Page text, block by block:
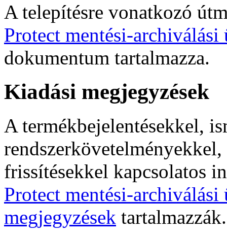
A telepítésre vonatkozó
Protect mentési-
dokumentum tartalmazza.
Kiadási megjegyzések
A termékbejelentésekkel,
frissítésekkel kapcsolatos
Protect mentési-
megjegyzések tartalmazzák.